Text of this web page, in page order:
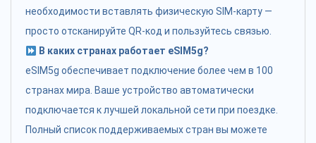
необходимости вставлять физическую SIM-карту —
просто отсканируйте QR-код и пользуйтесь связью.
В каких странах работает eSIM5g?
eSIM5g обеспечивает подключение более чем в 100
странах мира. Ваше устройство автоматически
подключается к лучшей локальной сети при поездке.
Полный список поддерживаемых стран вы можете